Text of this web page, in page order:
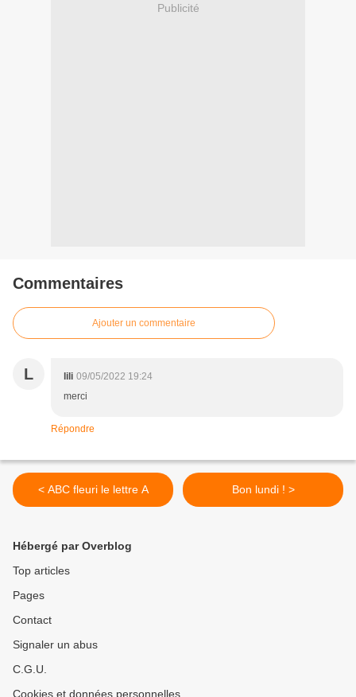
Publicité
Commentaires
Ajouter un commentaire
L lili 09/05/2022 19:24
merci
Répondre
< ABC fleuri le lettre A Bon lundi ! >
Hébergé par Overblog
Top articles
Pages
Contact
Signaler un abus
C.G.U.
Cookies et données personnelles